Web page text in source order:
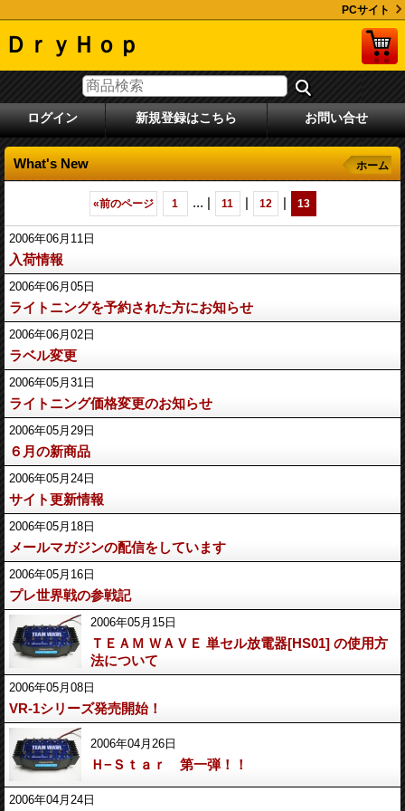
PCサイト
ＤｒｙＨｏｐ
ログイン 新規登録はこちら お問い合せ
What's New ホーム
«前のページ 1 ... | 11 | 12 | 13
2006年06月11日
入荷情報
2006年06月05日
ライトニングを予約された方にお知らせ
2006年06月02日
ラベル変更
2006年05月31日
ライトニング価格変更のお知らせ
2006年05月29日
６月の新商品
2006年05月24日
サイト更新情報
2006年05月18日
メールマガジンの配信をしています
2006年05月16日
プレ世界戦の参戦記
2006年05月15日
ＴＥＡＭ ＷＡＶＥ 単セル放電器[HS01] の使用方
法について
2006年05月08日
VR-1シリーズ発売開始！
2006年04月26日
Ｈ−Ｓｔａｒ 第一弾！！
2006年04月24日